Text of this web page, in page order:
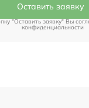
Оставить заявку
"Оставить заявку" Вы
конфиденциальности